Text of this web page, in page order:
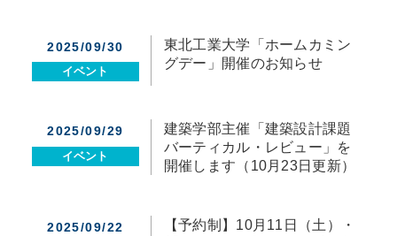
2025/09/30
イベント
東北工業大学「ホームカミン
グデー」開催のお知らせ
2025/09/29
イベント
建築学部主催「建築設計課題
バーティカル・レビュー」を
開催します（10月23日更新）
2025/09/22
【予約制】10月11日（土）・